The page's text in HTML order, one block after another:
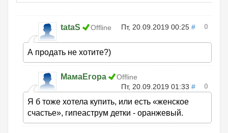
tataS Offline Пт, 20.09.2019 00:25 # 0
А продать не хотите?)
МамаЕгора
Offline
Пт, 20.09.2019 01:33 # 0
Я б тоже хотела купить, или есть «женское
счастье», гипеаструм детки - оранжевый.